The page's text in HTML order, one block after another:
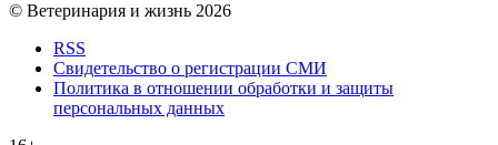
© Ветеринария и жизнь 2026
RSS
Свидетельство о регистрации СМИ
Политика в отношении обработки и защиты
персональных данных